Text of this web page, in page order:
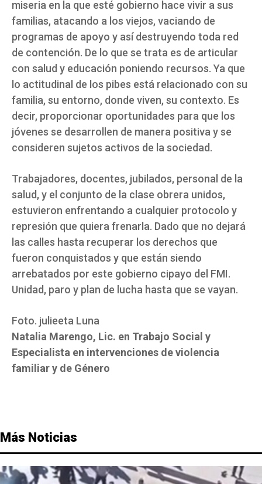
miseria en la que esté gobierno hace vivir a sus
familias, atacando a los viejos, vaciando de
programas de apoyo y así destruyendo toda red
de contención. De lo que se trata es de articular
con salud y educación poniendo recursos. Ya que
lo actitudinal de los pibes está relacionado con su
familia, su entorno, donde viven, su contexto. Es
decir, proporcionar oportunidades para que los
jóvenes se desarrollen de manera positiva y se
consideren sujetos activos de la sociedad.
Trabajadores, docentes, jubilados, personal de la
salud, y el conjunto de la clase obrera unidos,
estuvieron enfrentando a cualquier protocolo y
represión que quiera frenarla. Dado que no dejará
las calles hasta recuperar los derechos que
fueron conquistados y que están siendo
arrebatados por este gobierno cipayo del FMI.
Unidad, paro y plan de lucha hasta que se vayan.
Foto. julieeta Luna
Natalia Marengo, Lic. en Trabajo Social y
Especialista en intervenciones de violencia
familiar y de Género
Más Noticias